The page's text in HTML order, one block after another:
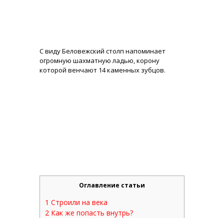
С виду Беловежский столп напоминает
огромную шахматную ладью, корону
которой венчают 14 каменных зубцов.
Оглавление статьи
1 Строили на века
2 Как же попасть внутрь?